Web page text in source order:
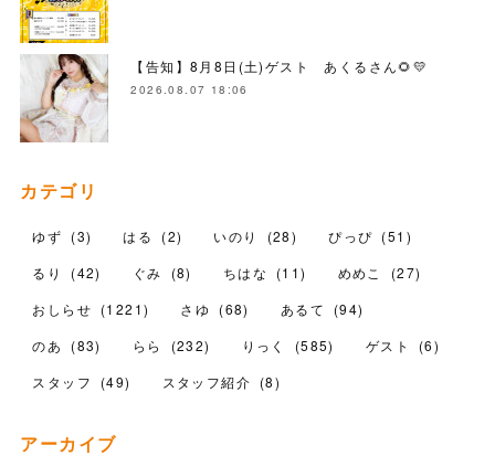
【告知】8月8日(土)ゲスト あくるさん🌻💛
2026.08.07 18:06
カテゴリ
ゆず (3) はる (2) いのり (28) ぴっぴ (51 )
るり
(42) ぐみ (8) ちはな (11) めめこ (27)
おしらせ (1221) さゆ (68) あるて (94)
のあ
(83) らら (232) りっく (585) ゲスト (6)
スタッフ
(49) スタッフ紹介 (8)
アーカイブ